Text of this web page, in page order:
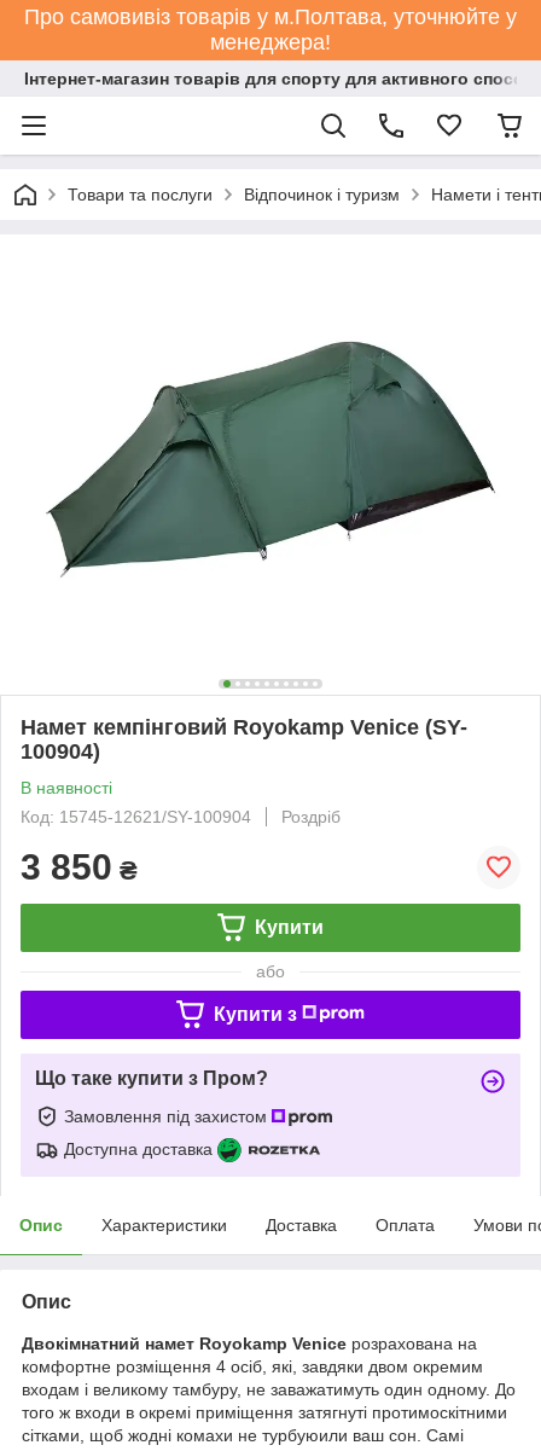
Про самовивіз товарів у м.Полтава, уточнюйте у
менеджера!
Інтернет-магазин товарів для спорту для активного
Товари та послуги Відпочинок і туризм Намети і
Намет кемпінговий Royokamp Venice (SY-
100904)
В наявності
Код: 15745-12621/SY-100904
Роздріб
3 850 ₴
Купити
або
Купити з
Що таке купити з Пром?
Замовлення під захистом
Доступна доставка
Опис Характеристики Доставка Оплата Умови
Опис
Двокімнатний намет Royokamp Venice розрахована на
комфортне розміщення 4 осіб, які, завдяки двом окремим
входам і великому тамбуру, не заважатимуть один одному. До
того ж входи в окремі приміщення затягнуті протимоскітними
сітками, щоб жодні комахи не турбуюили ваш сон. Самі